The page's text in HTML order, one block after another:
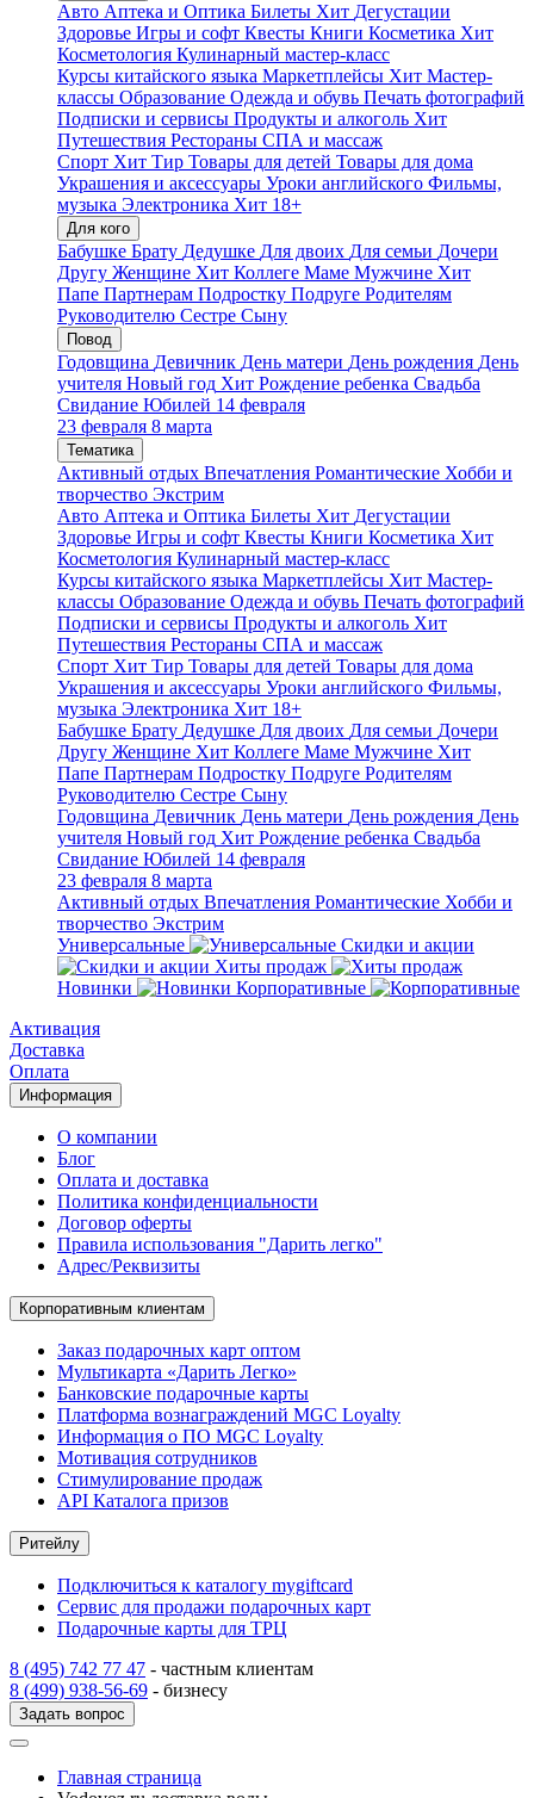
Авто Аптека и Оптика Билеты Хит Дегустации
Здоровье Игры и софт Квесты Книги Косметика Хит
Косметология Кулинарный мастер-класс
Курсы китайского языка Маркетплейсы Хит Мастер-
классы Образование Одежда и обувь Печать фотографий
Подписки и сервисы Продукты и алкоголь Хит
Путешествия Рестораны СПА и массаж
Спорт Хит Тир Товары для детей Товары для дома
Украшения и аксессуары Уроки английского Фильмы,
музыка Электроника Хит 18+
Для кого
Бабушке Брату Дедушке Для двоих Для семьи Дочери
Другу Женщине Хит Коллеге Маме Мужчине Хит
Папе Партнерам Подростку Подруге Родителям
Руководителю Сестре Сыну
Повод
Годовщина Девичник День матери День рождения День
учителя Новый год Хит Рождение ребенка Свадьба
Свидание Юбилей 14 февраля
23 февраля 8 марта
Тематика
Активный отдых Впечатления Романтические Хобби и
творчество Экстрим
Авто Аптека и Оптика Билеты Хит Дегустации
Здоровье Игры и софт Квесты Книги Косметика Хит
Косметология Кулинарный мастер-класс
Курсы китайского языка Маркетплейсы Хит Мастер-
классы Образование Одежда и обувь Печать фотографий
Подписки и сервисы Продукты и алкоголь Хит
Путешествия Рестораны СПА и массаж
Спорт Хит Тир Товары для детей Товары для дома
Украшения и аксессуары Уроки английского Фильмы,
музыка Электроника Хит 18+
Бабушке Брату Дедушке Для двоих Для семьи Дочери
Другу Женщине Хит Коллеге Маме Мужчине Хит
Папе Партнерам Подростку Подруге Родителям
Руководителю Сестре Сыну
Годовщина Девичник День матери День рождения День
учителя Новый год Хит Рождение ребенка Свадьба
Свидание Юбилей 14 февраля
23 февраля 8 марта
Активный отдых Впечатления Романтические Хобби и
творчество Экстрим
Универсальные
Скидки и акции
Хиты продаж
Новинки
Корпоративные
Активация
Доставка
Оплата
Информация
О компании
Блог
Оплата и доставка
Политика конфиденциальности
Договор оферты
Правила использования "Дарить легко"
Адрес/Реквизиты
Корпоративным клиентам
Заказ подарочных карт оптом
Мультикарта «Дарить Легко»
Банковские подарочные карты
Платформа вознаграждений MGC Loyalty
Информация о ПО MGC Loyalty
Мотивация сотрудников
Стимулирование продаж
API Каталога призов
Ритейлу
Подключиться к каталогу mygiftcard
Сервис для продажи подарочных карт
Подарочные карты для ТРЦ
8 (495) 742 77 47 - частным клиентам
8 (499) 938-56-69 - бизнесу
Задать вопрос
Главная страница